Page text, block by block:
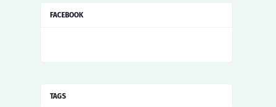
FACEBOOK
TAGS